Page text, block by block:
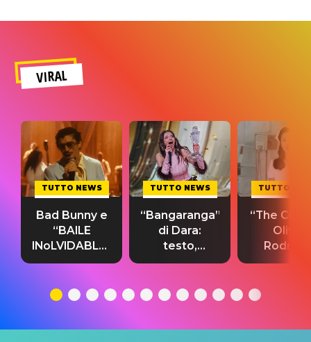
VIRAL
TUTTO NEWS
Bad Bunny e
“BAILE
INoLVIDABLE”:
testo,
significato
TUTTO NEWS
“Bangaranga”
di Dara:
testo,
traduzione e
del singolo
TUTTO
“The
Olivia
testo,